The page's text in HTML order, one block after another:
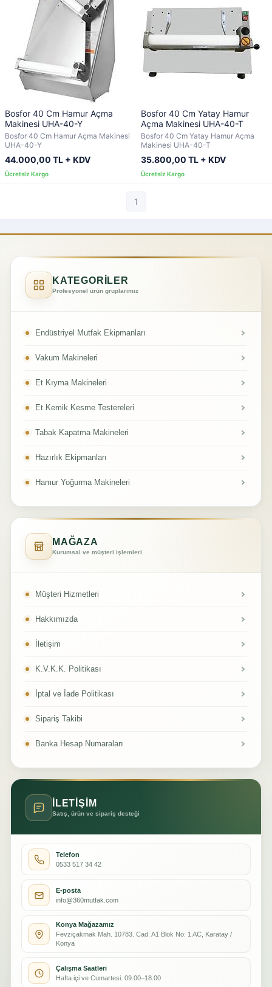
Bosfor 40 Cm Hamur Açma
Makinesi UHA-40-Y
Bosfor 40 Cm Hamur Açma Makinesi
UHA-40-Y
44.000,00 TL + KDV
Bosfor 40 Cm Yatay Hamur
Açma Makinesi UHA-40-T
Bosfor 40 Cm Yatay Hamur Açma
Makinesi UHA-40-T
35.800,00 TL + KDV
1
KATEGORİLER
Profesyonel ürün gruplarımız
Endüstriyel Mutfak Ekipmanları
Vakum Makineleri
Et Kıyma Makineleri
Et Kemik Kesme Testereleri
Tabak Kapatma Makineleri
Hazırlık Ekipmanları
Hamur Yoğurma Makineleri
MAĞAZA
Kurumsal ve müşteri işlemleri
Müşteri Hizmetleri
Hakkımızda
İletişim
K.V.K.K. Politikası
İptal ve İade Politikası
Sipariş Takibi
Banka Hesap Numaraları
İLETİŞİM
Satış, ürün ve sipariş desteği
Telefon
0533 517 34 42
E-posta
info@360mutfak.com
Konya Mağazamız
Fevziçakmak Mah. 10783. Cad. A1 Blok No: 1 AC, Karatay /
Konya
Çalışma Saatleri
Hafta içi ve Cumartesi: 09.00–18.00